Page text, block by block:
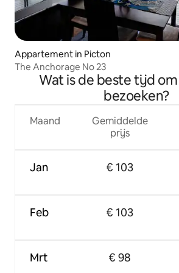
Appartement in Picton
The Anchorage No 23
Wat is de beste tijd
bezoeken?
Maand
Jan
Feb
Mrt
Gemiddelde
prijs
€ 103
€ 103
€ 98